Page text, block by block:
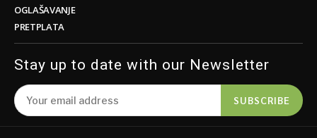
Insights
Intervju
Analiza
Intervju
Mišljenje
Svet
Analiza
Discover
OGLAŠAVANJE
PRETPLATA
Stay up to date with our Newsletter
SUBSCRIBE